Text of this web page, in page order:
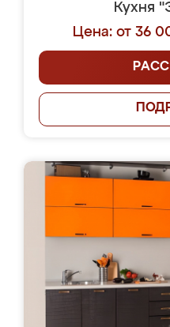
Кухня
Цена: от 36